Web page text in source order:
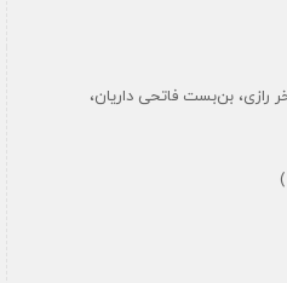
رازی، بن‌بست فاتحی داریان،